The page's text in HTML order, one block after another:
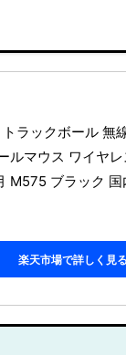
ラックボール
ルマウス ワイヤ
M575 ブラック 国
楽天市場で詳しく見る